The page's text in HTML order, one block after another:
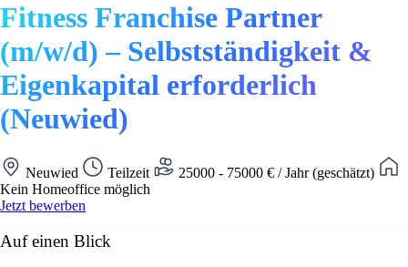
Fitness Franchise Partner
(m/w/d) – Selbstständigkeit &
Eigenkapital erforderlich
(Neuwied)
Neuwied Teilzeit
25000 - 75000 € / Jahr (geschätzt)
Kein Homeoffice möglich
Jetzt bewerben
Auf einen Blick